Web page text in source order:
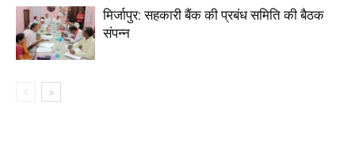
मिर्जापुर: सहकारी बैंक की प्रबंध समिति की बैठक
संपन्न